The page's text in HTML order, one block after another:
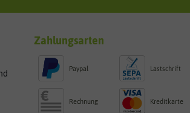
Zahlungsarten
Paypal Lastschrift
Rechnung Kreditkarte